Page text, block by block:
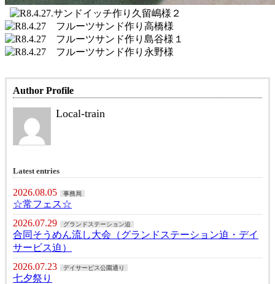
Author Profile
Local-train
Latest entries
2026.08.05 事務局
☆常フェス☆
2026.07.29
グランドステーション迫
合同そうめん流し大会（グランドステーション迫・デイ
サービス迫）
2026.07.23
デイサービス公園通り
七夕祭り